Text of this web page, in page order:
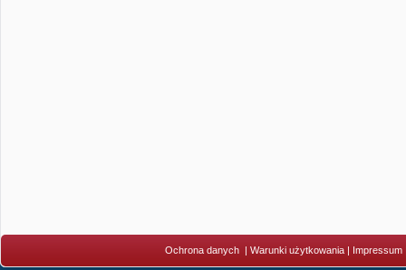
Ochrona danych | Warunki użytkowania | Impressum